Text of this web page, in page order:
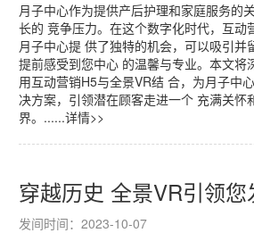
月子中心作为提供产后护理和家庭服务的
长的 竞争压力。在这个数字化时代，互动
月子中心提 供了独特的机会，可以吸引并
提前感受到您中心 的温馨与专业。本文将
用互动营销H5与全景VR结 合，为月子中
决方案，引领潜在顾客走进一个 充满关怀
界。......详情>>
穿越历史 全景VR引领
发间时间：2023-10-07